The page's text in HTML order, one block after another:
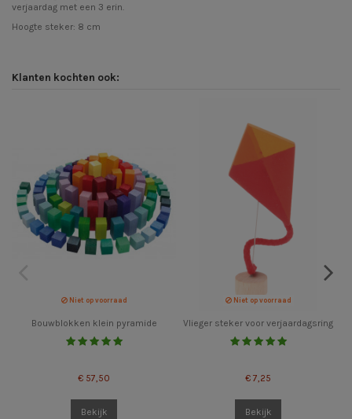
verjaardag met een 3 erin.
Hoogte steker: 8 cm
Klanten kochten ook:
Niet op voorraad
Bouwblokken klein pyramide
€ 57,50
Bekijk
Niet op voorraad
Vlieger steker voor verjaardagsring
€ 7,25
Bekijk